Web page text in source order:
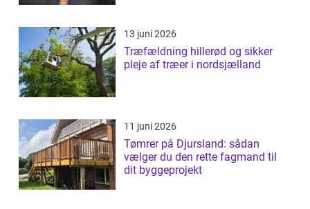
13 juni 2026
Træfældning hillerød og sikker
pleje af træer i nordsjælland
11 juni 2026
Tømrer på Djursland: sådan
vælger du den rette fagmand til
dit byggeprojekt